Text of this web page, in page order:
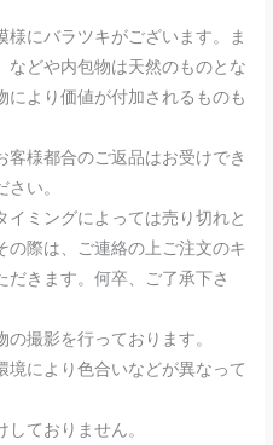
様にバラツキがございます。ま
などや内包物は天然のものとな
により価値が付加されるものも
客様都合のご返品はお受けでき
い。
ミングによっては売り切れと
の際は、ご連絡の上ご注文のキ
だきます。何卒、ご了承下さ
撮影を行っております。
境により色合いなどが異なって
ておりません。